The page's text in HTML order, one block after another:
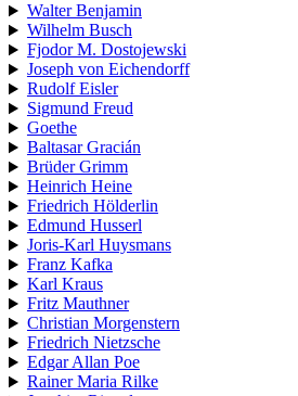
Walter Benjamin
Wilhelm Busch
Fjodor M. Dostojewski
Joseph von Eichendorff
Rudolf Eisler
Sigmund Freud
Goethe
Baltasar Gracián
Brüder Grimm
Heinrich Heine
Friedrich Hölderlin
Edmund Husserl
Joris-Karl Huysmans
Franz Kafka
Karl Kraus
Fritz Mauthner
Christian Morgenstern
Friedrich Nietzsche
Edgar Allan Poe
Rainer Maria Rilke